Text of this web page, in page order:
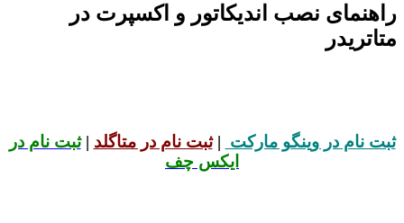
راهنمای نصب اندیکاتور و اکسپرت در
متاتریدر
ثبت نام در وینگو مارکت |ثبت نام در متاگلد |ثبت نام در
ایکس چف